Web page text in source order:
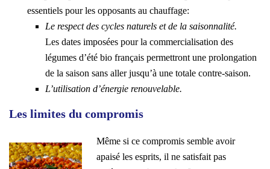
essentiels pour les opposants au chauffage:
Le respect des cycles naturels et de la saisonnalité.
Les dates imposées pour la commercialisation des
légumes d’été bio français permettront une prolongation
de la saison sans aller jusqu’à une totale contre-saison.
L’utilisation d’énergie renouvelable.
Les limites du compromis
Même si ce compromis semble avoir
apaisé les esprits, il ne satisfait pas